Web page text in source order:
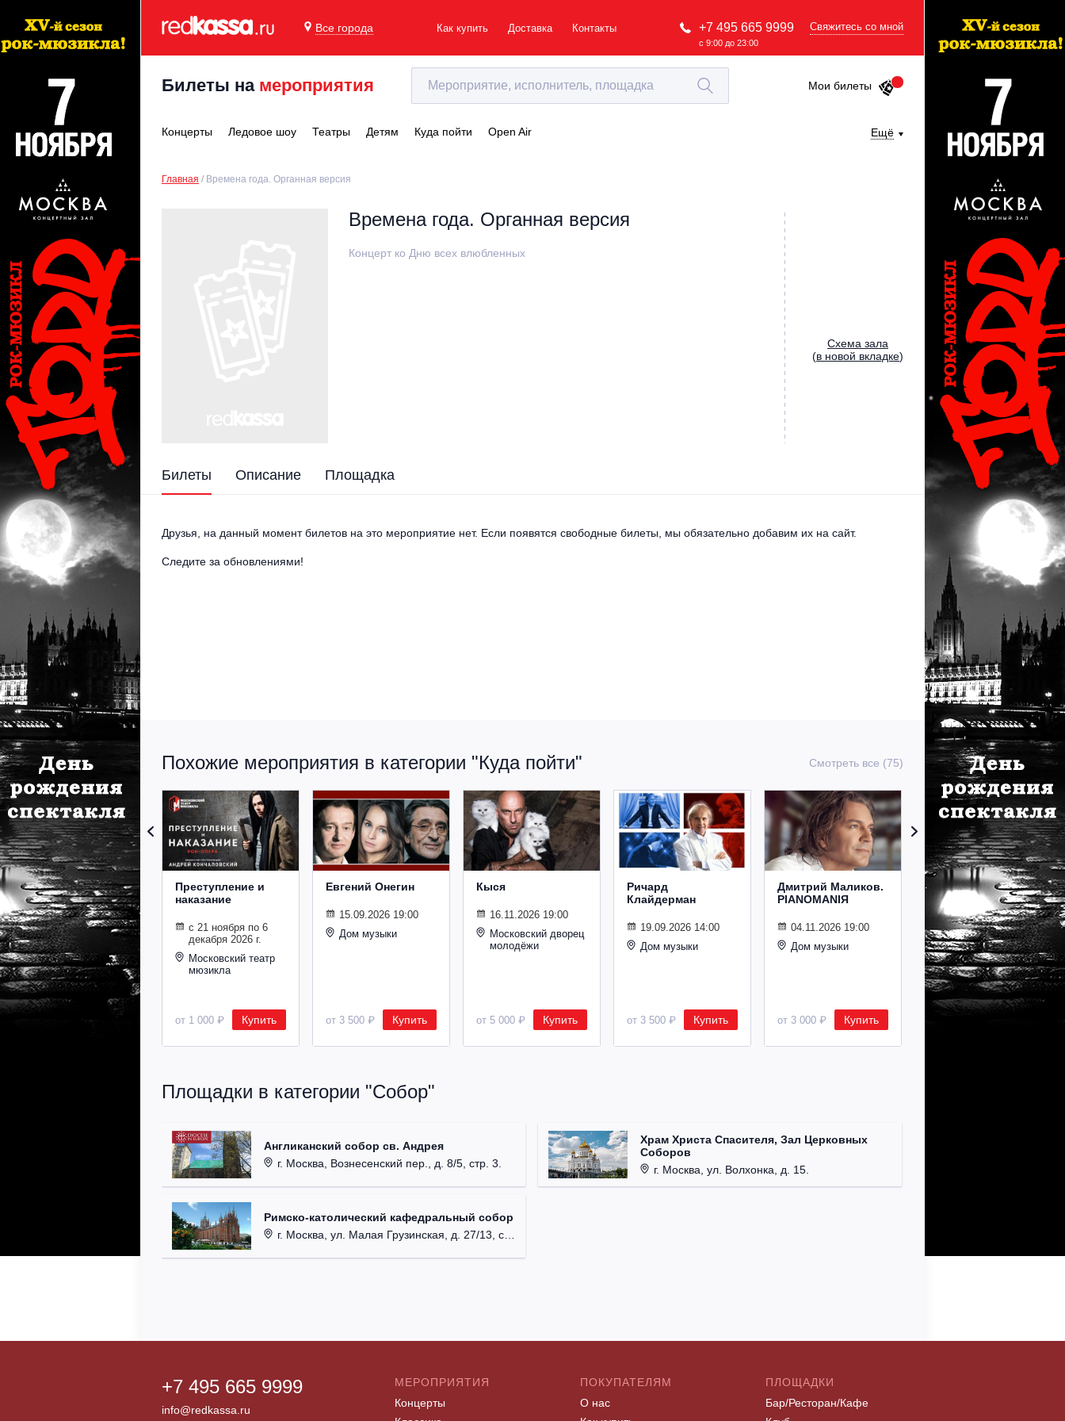
Все города Как купить Доставка Контакты +7 495 665 9999
с 9:00 до 23:00
Свяжитесь со мной
Билеты на мероприятия Мои билеты
Концерты Ледовое шоу Театры Детям Куда пойти Open Air Ещё
Главная Времена года. Органная версия
Времена года. Органная версия
Концерт ко Дню всех влюбленных
Cхема зала
(в новой вкладке)
Билеты Описание Площадка
Друзья, на данный момент билетов на это мероприятие нет. Если появятся свободные билеты, мы обязательно добавим их на сайт.
Следите за обновлениями!
Похожие мероприятия в категории "Куда пойти" Смотреть все (75)
Преступление и
наказание
с 21 ноября по 6
декабря 2026 г.
Московский театр
мюзикла
от 1 000 ₽ Купить
Евгений Онегин
15.09.2026 19:00
Дом музыки
от 3 500 ₽ Купить
Кыся
16.11.2026 19:00
Московский дворец
молодёжи
от 5 000 ₽ Купить
Ричард
Клайдерман
19.09.2026 14:00
Дом музыки
от 3 500 ₽ Купить
Дмитрий Маликов.
PIANOMANIЯ
04.11.2026 19:00
Дом музыки
от 3 000 ₽ Купить
Рождественский
концерт
Владимира
Спивакова
24.12.2026 19:00
Дом музыки
Площадки в категории "Собор"
Англиканский собор св. Андрея
г. Москва, Вознесенский пер., д. 8/5, стр. 3.
Римско-католический кафедральный собор
г. Москва, ул. Малая Грузинская, д. 27/13, стр. 1.
Храм Христа Спасителя, Зал Церковных
Соборов
г. Москва, ул. Волхонка, д. 15.
+7 495 665 9999
info@redkassa.ru
МЕРОПРИЯТИЯ
Концерты
ПОКУПАТЕЛЯМ
О нас
ПЛОЩАДКИ
Бар/Ресторан/Кафе